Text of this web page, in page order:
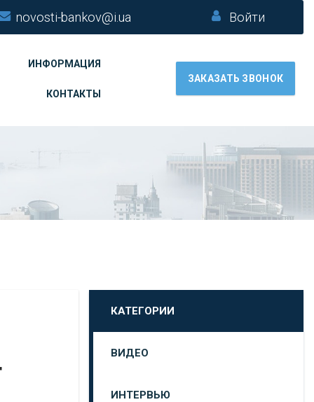
novosti-bankov@i.ua Войти
ИНФОРМАЦИЯ
КОНТАКТЫ
ЗАКАЗАТЬ ЗВОНОК
КАТЕГОРИИ
ВИДЕО
ИНТЕРВЬЮ